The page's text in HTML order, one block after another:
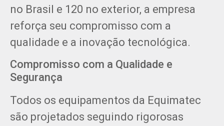
no Brasil e 120 no exterior, a empresa
reforça seu compromisso com a
qualidade e a inovação tecnológica.
Compromisso com a Qualidade e
Segurança
Todos os equipamentos da Equimatec
são projetados seguindo rigorosas